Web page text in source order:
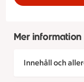
Mer information
Innehåll och